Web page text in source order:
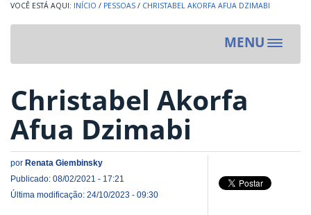
INÍCIO / PESSOAS / CHRISTABEL AKORFA AFUA DZIMABI
MENU
Toggle
Christabel Akorfa
Afua Dzimabi
por Renata Giembinsky
Publicado: 08/02/2021 - 17:21
Última modificação: 24/10/2023 - 09:30